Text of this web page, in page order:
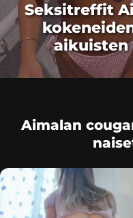
Seksitreffit
aikuisten
Aimalan